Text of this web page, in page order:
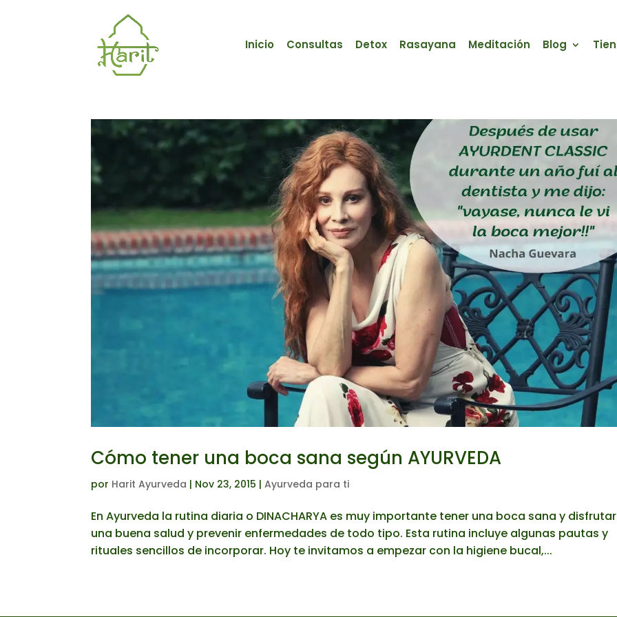
Inicio Consultas Detox Rasayana Meditación Blog
Cómo tener una boca sana según AYURVEDA
por Harit Ayurveda | Nov 23, 2015 | Ayurveda para ti
En Ayurveda la rutina diaria o DINACHARYA es muy importante tener una boca sana y
una buena salud y prevenir enfermedades de todo tipo. Esta rutina incluye algunas pautas y
rituales sencillos de incorporar. Hoy te invitamos a empezar con la higiene bucal,...